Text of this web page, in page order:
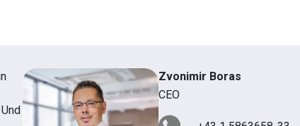
Zvonimir Boras
CEO